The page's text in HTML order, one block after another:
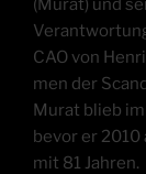
(Murat) und
CAO von
men der
Murat blieb
bevor er 2010
mit 81 Jahren.